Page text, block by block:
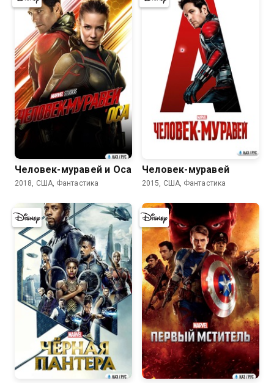
7.0
Человек-муравей и Оса
2018, США, Фантастика
7.1
Человек-муравей
2015, США, Фантастика
6.7